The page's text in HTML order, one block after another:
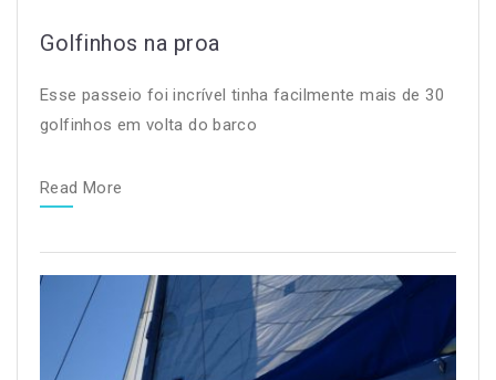
Golfinhos na proa
Esse passeio foi incrível tinha facilmente mais de 30
golfinhos em volta do barco
Read More